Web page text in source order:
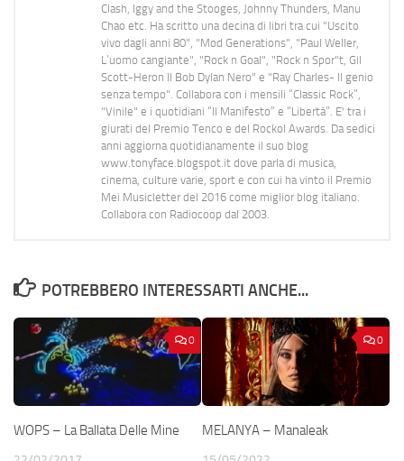
Clash, Iggy and the Stooges, Johnny Thunders, Manu
Chao etc. Ha scritto una decina di libri tra cui "Uscito
vivo dagli anni 80", "Mod Generations", "Paul Weller,
L’uomo cangiante", "Rock n Goal", "Rock n Spor"t, Gil
Scott-Heron Il Bob Dylan Nero" e "Ray Charles- Il genio
senza tempo". Collabora con i mensili “Classic Rock”,
"Vinile" e i quotidiani “Il Manifesto” e “Libertà”. E' tra i
giurati del Premio Tenco e del Rockol Awards. Da sedici
anni aggiorna quotidianamente il suo blog
www.tonyface.blogspot.it dove parla di musica,
cinema, culture varie, sport e con cui ha vinto il Premio
Mei Musicletter del 2016 come miglior blog italiano.
Collabora con Radiocoop dal 2003.
POTREBBERO INTERESSARTI ANCHE...
0
WOPS – La Ballata Delle Mine
0
MELANYA – Manaleak